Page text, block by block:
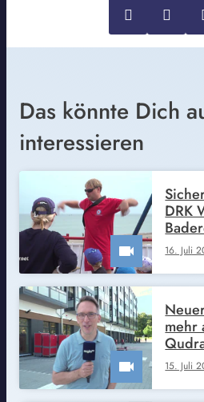
Das könnte Dich
interessieren
16. Juli
DRK
15. Juli
mehr